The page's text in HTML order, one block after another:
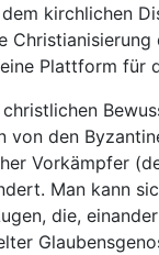
kirchlichen
Plattform
von den
Vorkämpfer
Man kann
die,